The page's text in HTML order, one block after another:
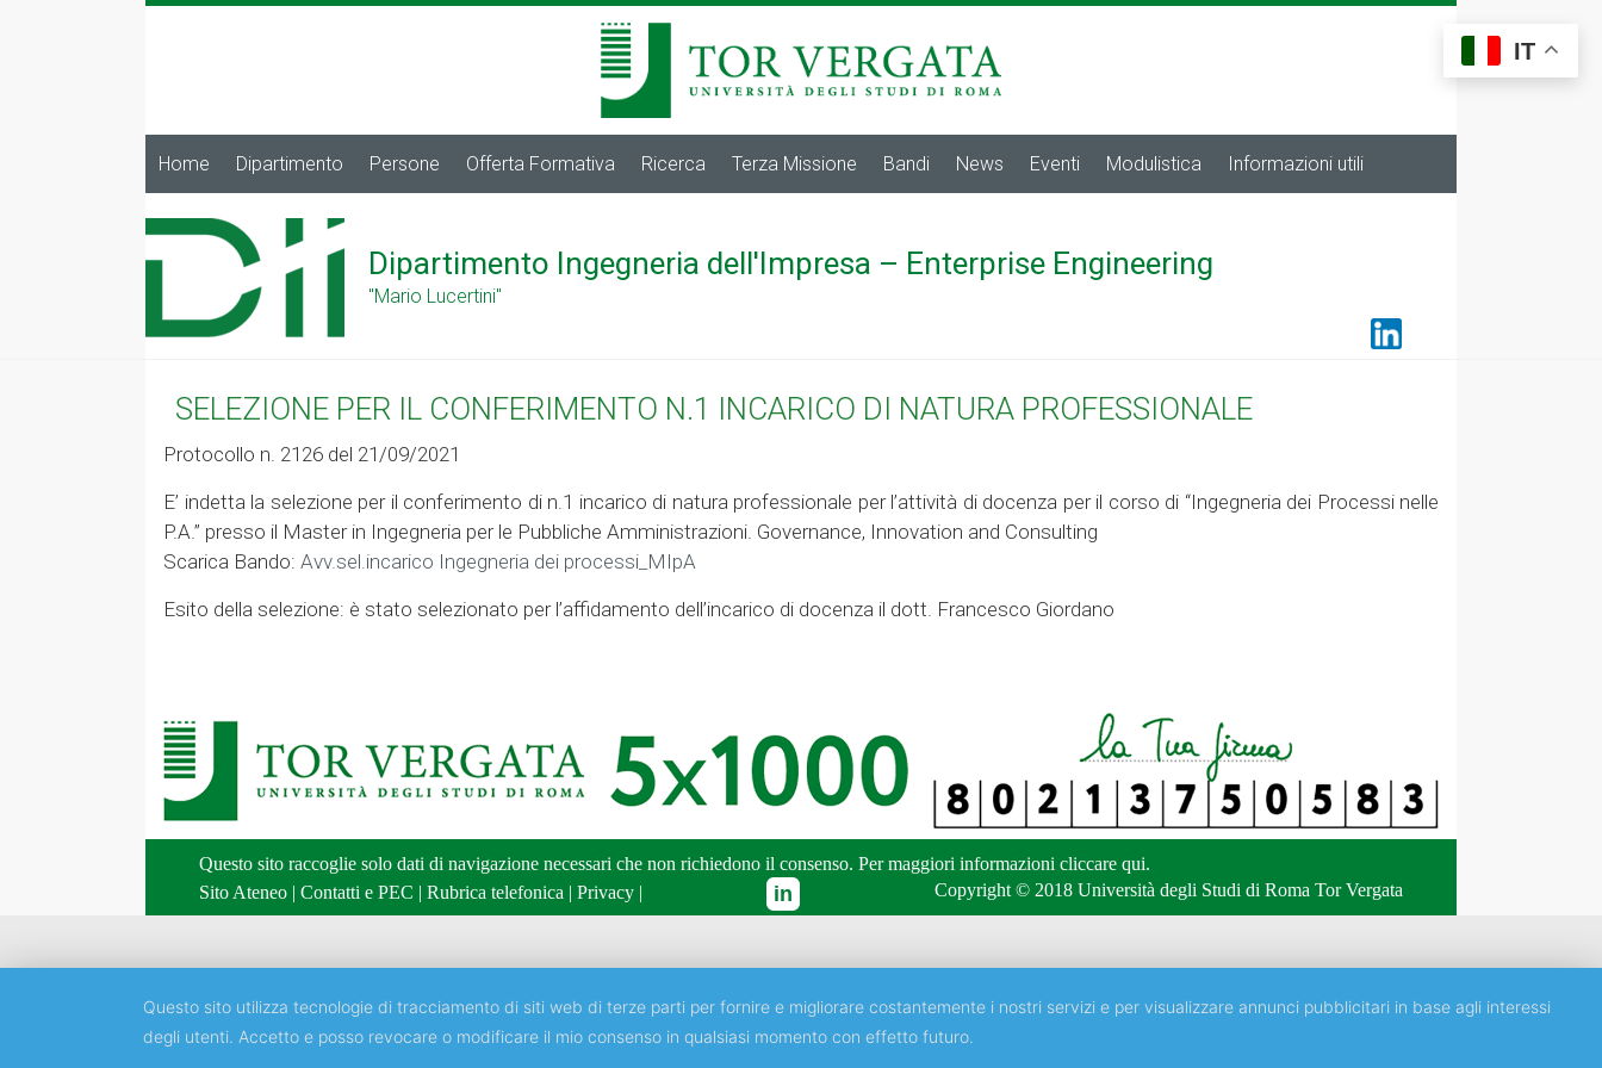
Home Dipartimento Persone Offerta Formativa Ricerca Terza Missione Bandi News Eventi Modulistica Informazioni utili
Dipartimento Ingegneria dell'Impresa – Enterprise Engineering
"Mario Lucertini"
SELEZIONE PER IL CONFERIMENTO N.1 INCARICO DI NATURA PROFESSIONALE
Protocollo n. 2126 del 21/09/2021
E’ indetta la selezione per il conferimento di n.1 incarico di natura professionale per l’attività di docenza per il corso di “Ingegneria dei Processi nelle
P.A.” presso il Master in Ingegneria per le Pubbliche Amministrazioni. Governance, Innovation and Consulting
Scarica Bando: Avv.sel.incarico Ingegneria dei processi_MIpA
Esito della selezione: è stato selezionato per l’affidamento dell’incarico di docenza il dott. Francesco Giordano
Questo sito raccoglie solo dati di navigazione necessari che non richiedono il consenso. Per maggiori informazioni cliccare qui.
Sito Ateneo | Contatti e PEC | Rubrica telefonica | Privacy | Copyright © 2018 Università degli Studi di Roma Tor Vergata
IT
Questo sito utilizza tecnologie di tracciamento di siti web di terze parti per fornire e migliorare costantemente i nostri servizi e per visualizzare annunci pubblicitari in base agli interessi
degli utenti. Accetto e posso revocare o modificare il mio consenso in qualsiasi momento con effetto futuro.